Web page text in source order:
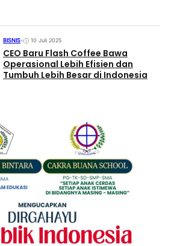
BISNIS• 10 Juli 2025
CEO Baru Flash Coffee Bawa
Operasional Lebih Efisien dan
Tumbuh Lebih Besar di Indonesia